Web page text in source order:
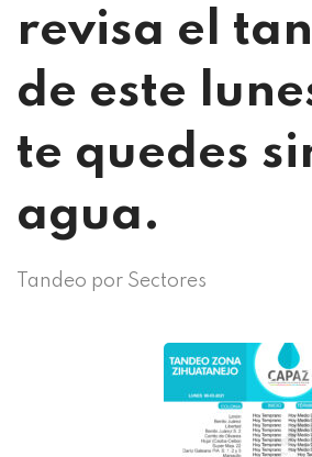
revisa el
de este
te quedes
agua.
Tandeo por Sectores